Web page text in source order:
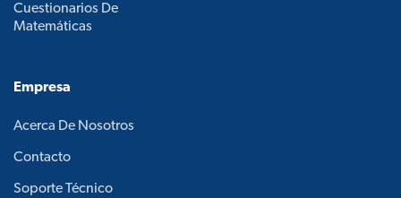
Cuestionarios De
Matemáticas
Empresa
Acerca De Nosotros
Contacto
Soporte Técnico